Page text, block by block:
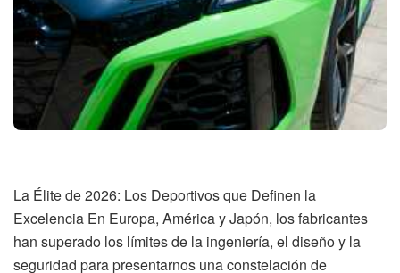
La Élite de 2026: Los Deportivos que Definen la
Excelencia En Europa, América y Japón, los fabricantes
han superado los límites de la ingeniería, el diseño y la
seguridad para presentarnos una constelación de